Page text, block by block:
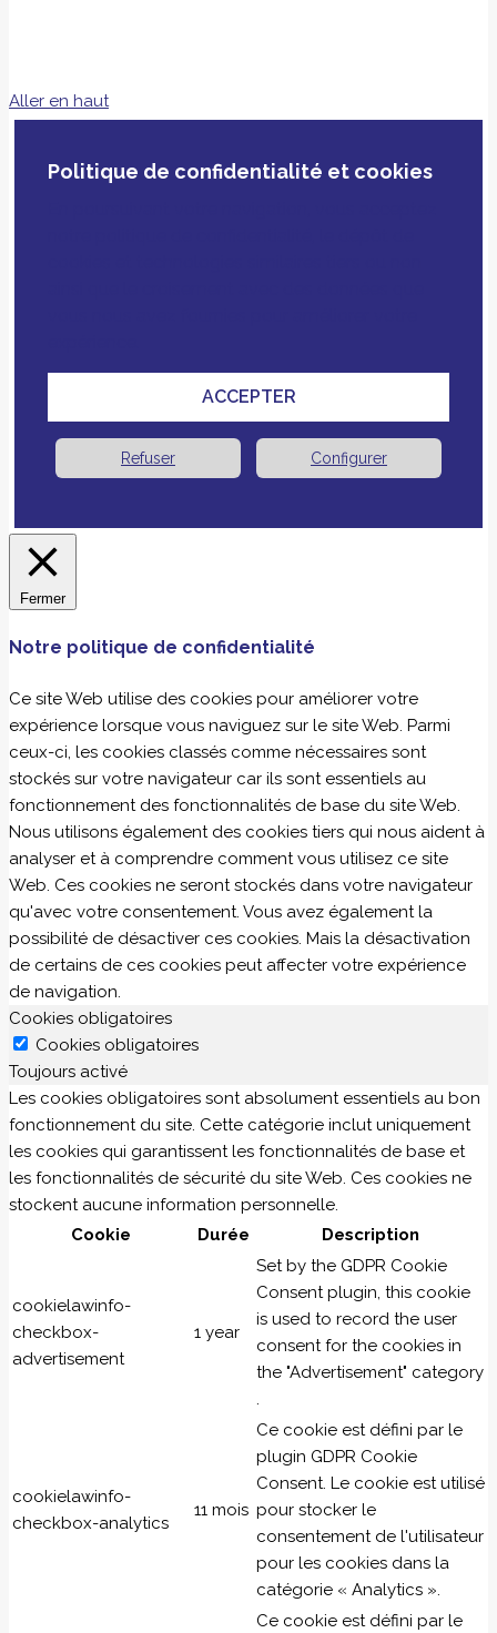
Aller en haut
Politique de confidentialité et cookies
ACCEPTER
Refuser Configurer
Fermer
Notre politique de confidentialité
Ce site Web utilise des cookies pour améliorer votre
expérience lorsque vous naviguez sur le site Web. Parmi
ceux-ci, les cookies classés comme nécessaires sont
stockés sur votre navigateur car ils sont essentiels au
fonctionnement des fonctionnalités de base du site Web.
Nous utilisons également des cookies tiers qui nous aident à
analyser et à comprendre comment vous utilisez ce site
Web. Ces cookies ne seront stockés dans votre navigateur
qu'avec votre consentement. Vous avez également la
possibilité de désactiver ces cookies. Mais la désactivation
de certains de ces cookies peut affecter votre expérience
de navigation.
Cookies obligatoires
Cookies obligatoires
Toujours activé
Les cookies obligatoires sont absolument essentiels au bon
fonctionnement du site. Cette catégorie inclut uniquement
les cookies qui garantissent les fonctionnalités de base et
les fonctionnalités de sécurité du site Web. Ces cookies ne
stockent aucune information personnelle.
Cookie
Durée Description
cookielawinfo-
checkbox-
advertisement
1 year
Set by the GDPR Cookie
Consent plugin, this cookie
is used to record the user
consent for the cookies in
the "Advertisement" category
.
cookielawinfo-
checkbox-analytics
11 mois
Ce cookie est défini par le
plugin GDPR Cookie
Consent. Le cookie est utilisé
pour stocker le
consentement de l'utilisateur
pour les cookies dans la
catégorie « Analytics ».
Ce cookie est défini par le